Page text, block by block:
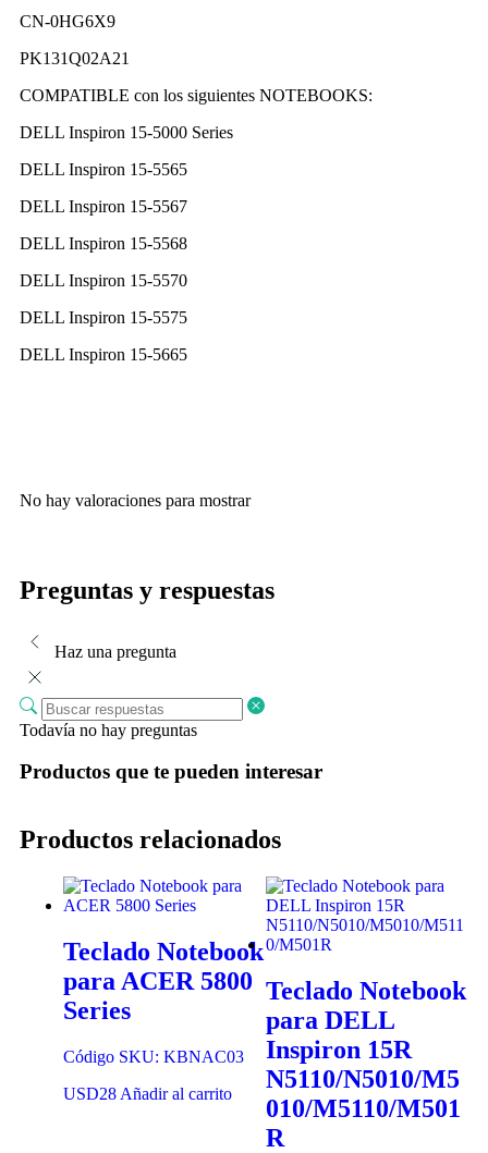
CN-0HG6X9
PK131Q02A21
COMPATIBLE con los siguientes NOTEBOOKS:
DELL Inspiron 15-5000 Series
DELL Inspiron 15-5565
DELL Inspiron 15-5567
DELL Inspiron 15-5568
DELL Inspiron 15-5570
DELL Inspiron 15-5575
DELL Inspiron 15-5665
No hay valoraciones para mostrar
Preguntas y respuestas
Haz una pregunta
Todavía no hay preguntas
Productos que te pueden interesar
Productos relacionados
Teclado Notebook
para ACER 5800
Series
Código SKU: KBNAC03
USD28 Añadir al carrito
Teclado Notebook
para DELL
Inspiron 15R
N5110/N5010/M5
010/M5110/M501
R